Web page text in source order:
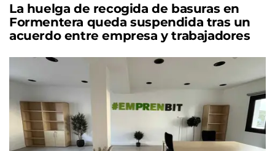
La huelga de recogida de basuras en
Formentera queda suspendida tras un
acuerdo entre empresa y trabajadores